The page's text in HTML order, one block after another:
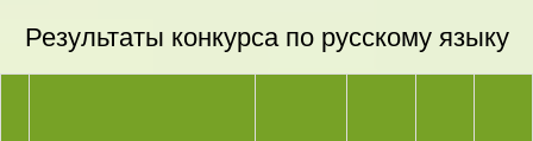
Результаты конкурса по русскому языку